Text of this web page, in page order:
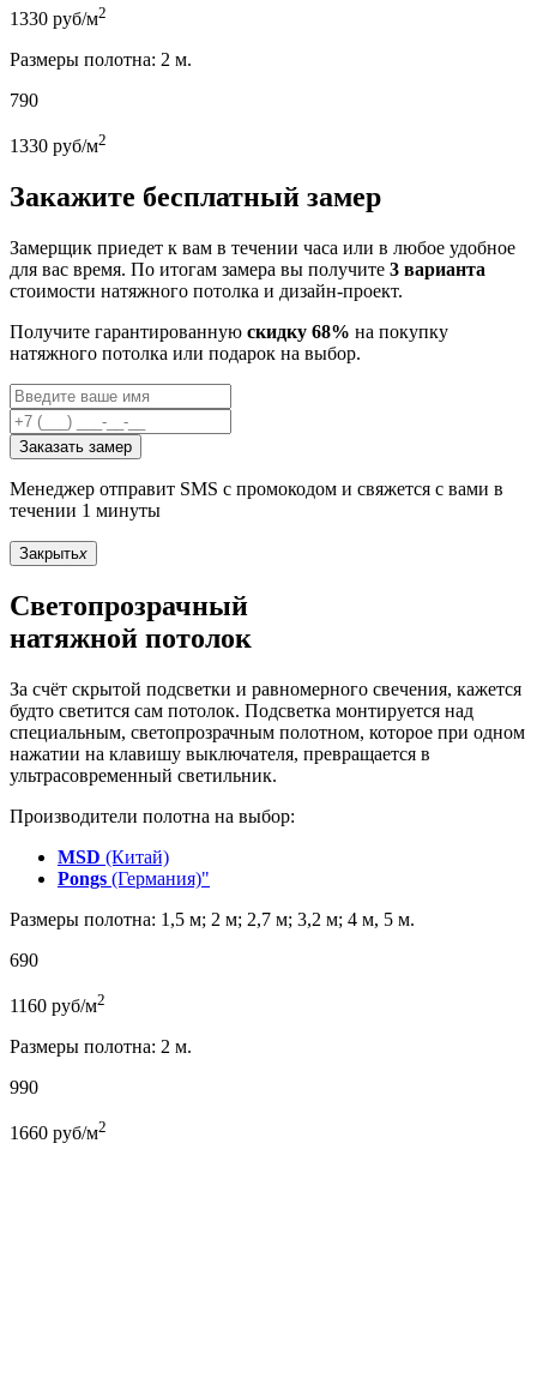
1330 руб/м2
Размеры полотна: 2 м.
790
1330 руб/м2
Закажите бесплатный замер
Замерщик приедет к вам в течении часа или в любое удобное
для вас время. По итогам замера вы получите 3 варианта
стоимости натяжного потолка и дизайн-проект.
Получите гарантированную скидку 68% на покупку
натяжного потолка или подарок на выбор.
Заказать замер
Менеджер отправит SMS с промокодом и свяжется с вами в
течении 1 минуты
Закрытьx
Светопрозрачный
натяжной потолок
За счёт скрытой подсветки и равномерного свечения, кажется
будто светится сам потолок. Подсветка монтируется над
специальным, светопрозрачным полотном, которое при одном
нажатии на клавишу выключателя, превращается в
ультрасовременный светильник.
Производители полотна на выбор:
MSD (Китай)
Pongs (Германия)"
Размеры полотна: 1,5 м; 2 м; 2,7 м; 3,2 м; 4 м, 5 м.
690
1160 руб/м2
Размеры полотна: 2 м.
990
1660 руб/м2